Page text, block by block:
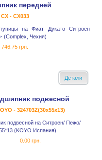
передней
CX - CX033
на Фиат Дукато Ситроен
(Complex, Чехия)
746.75 грн.
Детали
подвесной
- 324703Z(30x55x13)
подвесной на Ситроен/ Пежо/
(KOYO Испания)
0.00 грн.